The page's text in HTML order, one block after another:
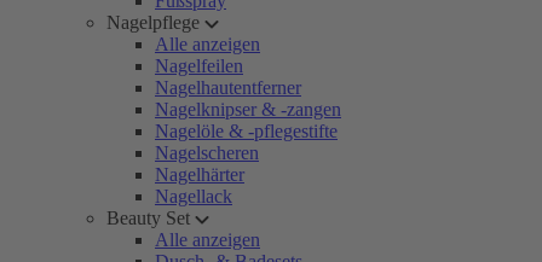
Nagelpflege
Alle anzeigen
Nagelfeilen
Nagelhautentferner
Nagelknipser & -zangen
Nagelöle & -pflegestifte
Nagelscheren
Nagelhärter
Nagellack
Beauty Set
Alle anzeigen